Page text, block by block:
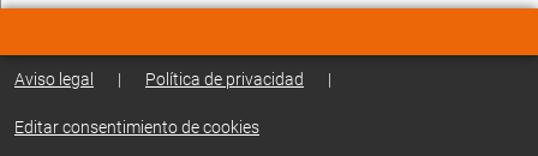
Aviso legal | Política de privacidad |
Editar consentimiento de cookies